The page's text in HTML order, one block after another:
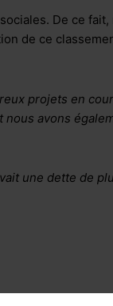
De ce
de ce
projets en
avons
une dette de